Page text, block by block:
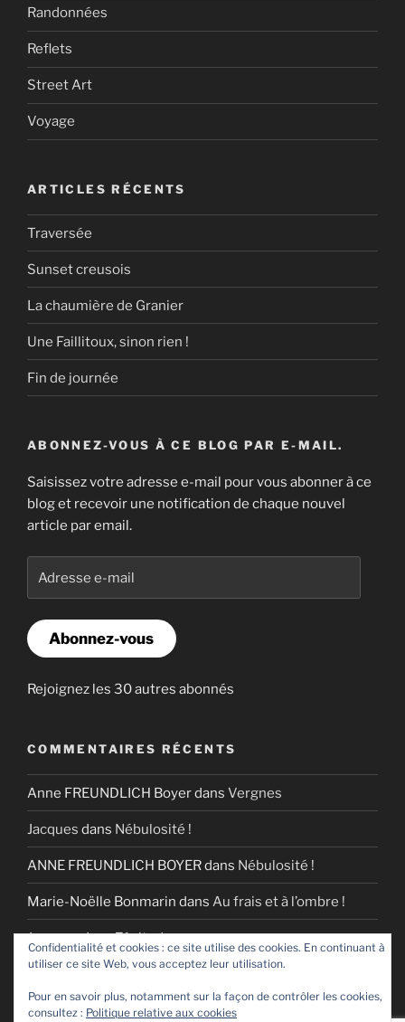
Randonnées
Reflets
Street Art
Voyage
ARTICLES RÉCENTS
Traversée
Sunset creusois
La chaumière de Granier
Une Faillitoux, sinon rien !
Fin de journée
ABONNEZ-VOUS À CE BLOG PAR E-MAIL.
Saisissez votre adresse e-mail pour vous abonner à ce
blog et recevoir une notification de chaque nouvel
article par email.
e-
Abonnez-vous
Rejoignez les 30 autres abonnés
COMMENTAIRES RÉCENTS
Anne FREUNDLICH Boyerdans Vergnes
Jacques dans Nébulosité !
ANNE FREUNDLICH BOYERdans Nébulosité !
Marie-Noëlle Bonmarin dans Au frais et à l’ombre !
JacquesdansZénitude
Confidentialité et cookies : ce site utilise des cookies. En continuant à
utiliser ce site Web, vous acceptez leur utilisation.
Pour en savoir plus, notamment sur la façon de contrôler les cookies,
consultez : Politique relative aux cookies